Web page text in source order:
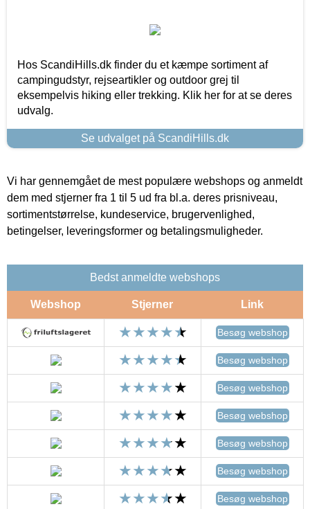
Hos ScandiHills.dk finder du et kæmpe sortiment af
campingudstyr, rejseartikler og outdoor grej til
eksempelvis hiking eller trekking. Klik her for at se deres
udvalg.
Se udvalget på ScandiHills.dk
Vi har gennemgået de mest populære webshops og anmeldt
dem med stjerner fra 1 til 5 ud fra bl.a. deres prisniveau,
sortimentstørrelse, kundeservice, brugervenlighed,
betingelser, leveringsformer og betalingsmuligheder.
Bedst anmeldte webshops
Webshop Stjerner Link
Besøg webshop
Besøg webshop
Besøg webshop
Besøg webshop
Besøg webshop
Besøg webshop
Besøg webshop